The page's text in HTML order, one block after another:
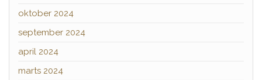
oktober 2024
september 2024
april 2024
marts 2024